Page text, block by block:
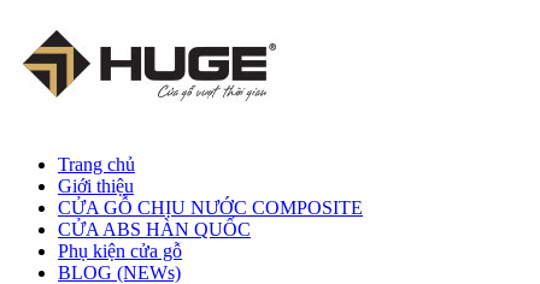
Trang chủ
Giới thiệu
CỬA GỖ CHỊU NƯỚC COMPOSITE
CỬA ABS HÀN QUỐC
Phụ kiện cửa gỗ
BLOG (NEWs)